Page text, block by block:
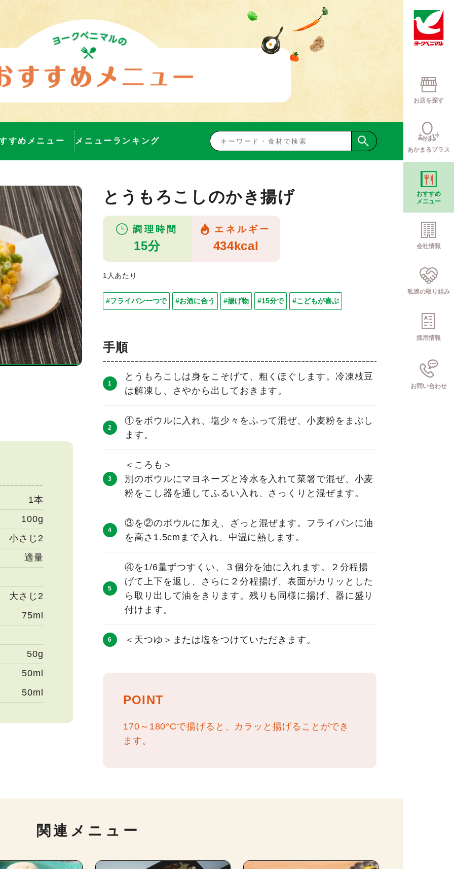
お店を探す
あかまるプラス
おすすめ
メニュー
会社情報
私達の取り組み
採用情報
お問い合わせ
すめメニュー メニューランキング
1本
100g
小さじ2
適量
大さじ2
75ml
50g
50ml
50ml
とうもろこしのかき揚げ
調理時間
15分
エネルギー
434kcal
1人あたり
#フライパン一つで #お酒に合う #揚げ物 #15分で #こどもが喜ぶ
手順
とうもろこしは身をこそげて、粗くほぐします。冷凍枝豆
は解凍し、さやから出しておきます。
①をボウルに入れ、塩少々をふって混ぜ、小麦粉をまぶし
ます。
＜ころも＞
別のボウルにマヨネーズと冷水を入れて菜箸で混ぜ、小麦
粉をこし器を通してふるい入れ、さっくりと混ぜます。
③を②のボウルに加え、ざっと混ぜます。フライパンに油
を高さ1.5cmまで入れ、中温に熱します。
④を1/6量ずつすくい、３個分を油に入れます。２分程揚
げて上下を返し、さらに２分程揚げ、表面がカリッとした
ら取り出して油をきります。残りも同様に揚げ、器に盛り
付けます。
＜天つゆ＞または塩をつけていただきます。
POINT
170～180°Cで揚げると、カラッと揚げることができ
ます。
関連メニュー